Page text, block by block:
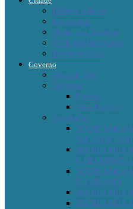
História e dados
Localização
Monte das Oliveiras
Símbolos Municipais
Telefones Úteis
Governo
Mapa do Site
Gabinete
Prefeito
Vice-Prefeito
Secretarias
SECRETARIA
SOCIAL E
SECRETARIA
E RECURSOS
SECRETARIA
E TURISMO
SECRETARIA
SECRETARIA